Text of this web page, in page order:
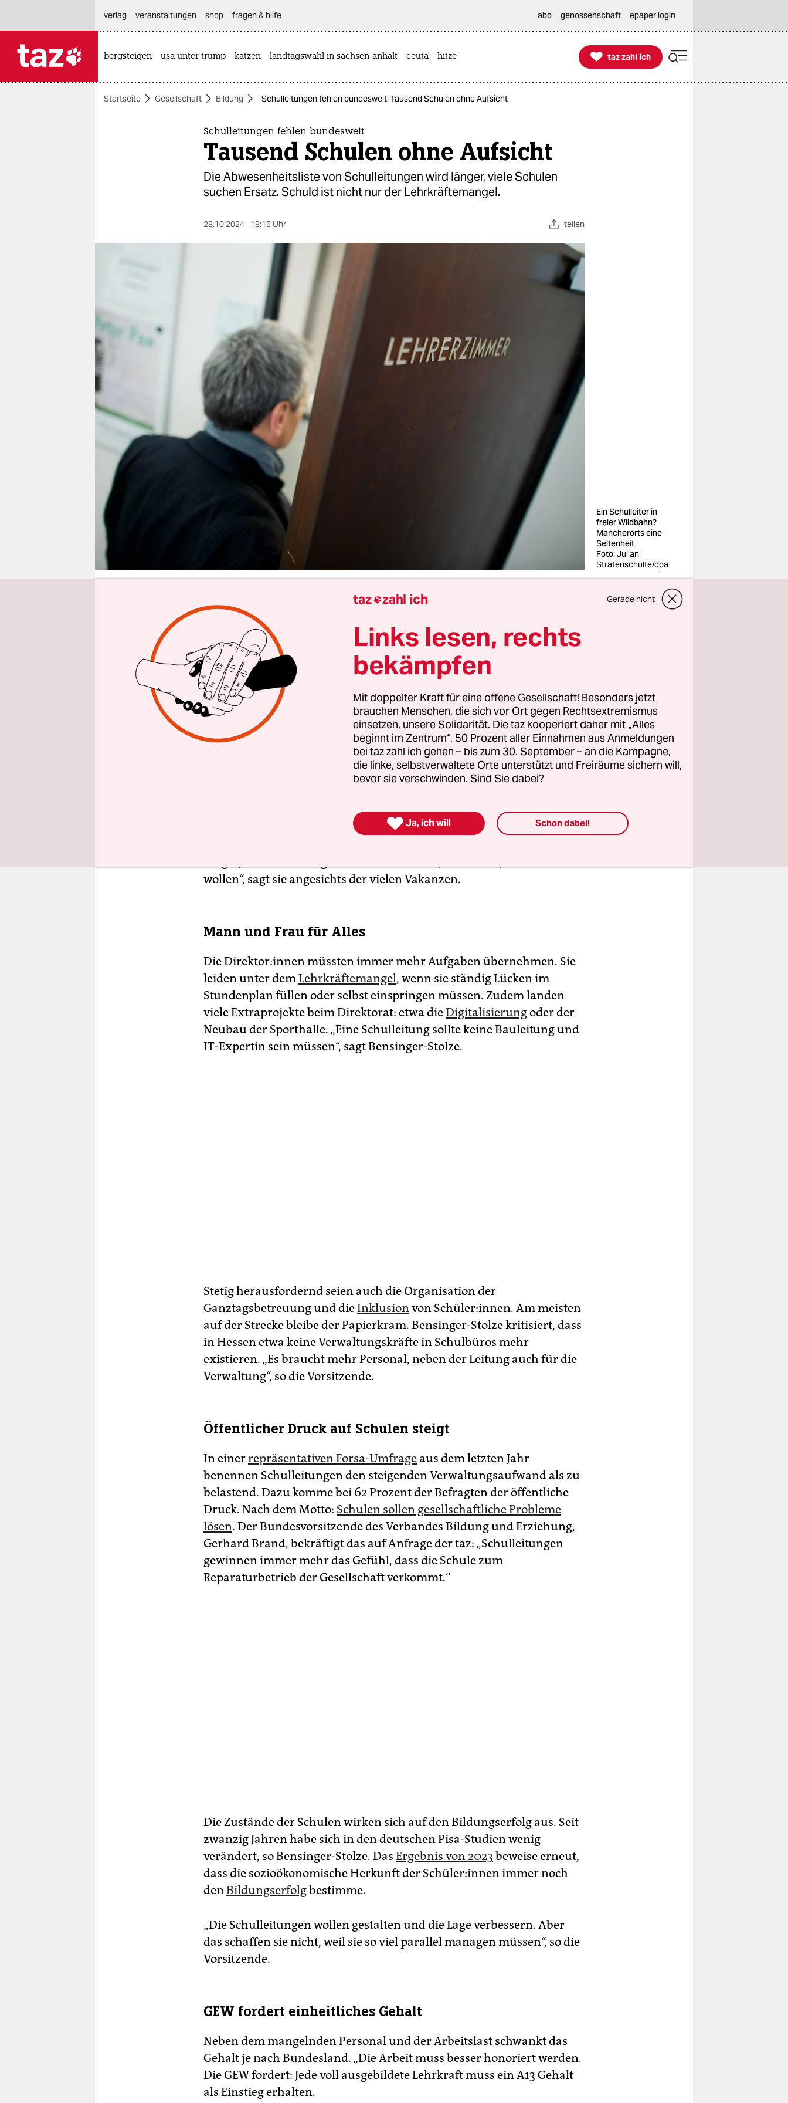
themen
verlag
verlag
shop
fragen & hilfe
unterstützen
abo
genossenschaft
epaper login
verlag
veranstaltungen shop fragen & hilfe abo genossenschaft epaper login
bergsteigen usa unter trump katzen landtagswahl in sachsen-anhalt ceuta hitze 
taz zahl ich
taz zahl ich
Startseite Gesellschaft Bildung Schulleitungen fehlen bundesweit: Tausend Schulen ohne Aufsicht
Schulleitungen fehlen bundesweit
Tausend Schulen ohne Aufsicht
Die Abwesenheitsliste von Schulleitungen wird länger, viele Schulen
suchen Ersatz. Schuld ist nicht nur der Lehrkräftemangel.
28.10.2024 18:15 Uhr teilen
Ein Schulleiter in
freier Wildbahn?
Mancherorts eine
Seltenheit
Foto: Julian
Stratenschulte/dpa
Aus Berlin
Der Gang zur Schulleitung war früher gefürchtet. Heute trifft man
indes öfter ein leeres Büro an. Eine Umfrage der Neuen Osnabrücker
Zeitung(NOZ) zeigt, dass mehr als tausend Schulen händeringend
nach neuen Leitungen suchen. Nach Angabe der Kultusministerien
handelt es sich um mindestens 1.286 Stellen, die bundesweit nicht oder
nur kommissarisch besetzt sind. In NRW fehlen 328 Stellen, dicht
gefolgt von Baden-Württemberg (221) und Niedersachsen (162), so die
„Es muss sich schnell etwas ändern“, sagt Anja Bensinger-Stolze von
der Bildungsgewerkschaft GEW der taz. Als Vorstandsmitglied für den
wollen“, sagt sie angesichts der vielen Vakanzen.
Mann und Frau für Alles
Die Di­rek­to­r:in­nen müssten immer mehr Aufgaben übernehmen. Sie
leiden unter demLehrkräftemangel, wenn sie ständig Lücken im
Stundenplan füllen oder selbst einspringen müssen. Zudem landen
viele Extraprojekte beim Direktorat: etwa dieDigitalisierungoder der
Neubau der Sporthalle. „Eine Schulleitung sollte keine Bauleitung und
IT-Expertin sein müssen“, sagt Bensinger-Stolze.
Stetig herausfordernd seien auch die Organisation der
Ganztagsbetreuung und dieInklusionvon Schüler:innen. Am meisten
auf der Strecke bleibe der Papierkram. Bensinger-Stolze kritisiert, dass
in Hessen etwa keine Verwaltungskräfte in Schulbüros mehr
existieren. „Es braucht mehr Personal, neben der Leitung auch für die
Verwaltung“, so die Vorsitzende.
Öffentlicher Druck auf Schulen steigt
In einerrepräsentativen Forsa-Umfrageaus dem letzten Jahr
benennen Schulleitungen den steigenden Verwaltungsaufwand als zu
belastend. Dazu komme bei 62 Prozent der Befragten der öffentliche
Druck. Nach dem Motto: Schulen sollen gesellschaftliche Probleme
lösen. Der Bundesvorsitzende des Verbandes Bildung und Erziehung,
Gerhard Brand, bekräftigt das auf Anfrage der taz: „Schulleitungen
gewinnen immer mehr das Gefühl, dass die Schule zum
Reparaturbetrieb der Gesellschaft verkommt.“
Die Zustände der Schulen wirken sich auf den Bildungserfolg aus. Seit
zwanzig Jahren habe sich in den deutschen Pisa-Studien wenig
verändert, so Bensinger-Stolze. Das Ergebnis von 2023 beweise erneut,
dass die sozioökonomische Herkunft der Schü­le­r:in­nen immer noch
denBildungserfolgbestimme.
„Die Schulleitungen wollen gestalten und die Lage verbessern. Aber
das schaffen sie nicht, weil sie so viel parallel managen müssen“, so die
Vorsitzende.
GEW fordert einheitliches Gehalt
Neben dem mangelnden Personal und der Arbeitslast schwankt das
Gehalt je nach Bundesland. „Die Arbeit muss besser honoriert werden.
Die GEW fordert: Jede voll ausgebildete Lehrkraft muss ein A13 Gehalt
als Einstieg erhalten.
taz zahl ich Gerade nicht
Links lesen, rechts
bekämpfen
Mit doppelter Kraft für eine offene Gesellschaft! Besonders jetzt
brauchen Menschen, die sich vor Ort gegen Rechtsextremismus
einsetzen, unsere Solidarität. Die taz kooperiert daher mit „Alles
beginnt im Zentrum“. 50 Prozent aller Einnahmen aus Anmeldungen
bei taz zahl ich gehen – bis zum 30. September – an die Kampagne,
die linke, selbstverwaltete Orte unterstützt und Freiräume sichern will,
bevor sie verschwinden. Sind Sie dabei?
 Ja, ich will Schon dabei!